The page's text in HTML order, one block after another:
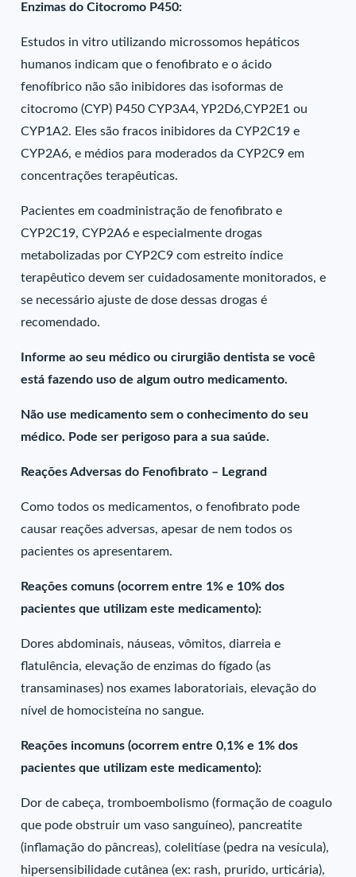
Enzimas do Citocromo P450:
Estudos in vitro utilizando microssomos hepáticos
humanos indicam que o fenofibrato e o ácido
fenofíbrico não são inibidores das isoformas de
citocromo (CYP) P450 CYP3A4, YP2D6,CYP2E1 ou
CYP1A2. Eles são fracos inibidores da CYP2C19 e
CYP2A6, e médios para moderados da CYP2C9 em
concentrações terapêuticas.
Pacientes em coadministração de fenofibrato e
CYP2C19, CYP2A6 e especialmente drogas
metabolizadas por CYP2C9 com estreito índice
terapêutico devem ser cuidadosamente monitorados, e
se necessário ajuste de dose dessas drogas é
recomendado.
Informe ao seu médico ou cirurgião dentista se você
está fazendo uso de algum outro medicamento.
Não use medicamento sem o conhecimento do seu
médico. Pode ser perigoso para a sua saúde.
Reações Adversas do Fenofibrato – Legrand
Como todos os medicamentos, o fenofibrato pode
causar reações adversas, apesar de nem todos os
pacientes os apresentarem.
Reações comuns (ocorrem entre 1% e 10% dos
pacientes que utilizam este medicamento):
Dores abdominais, náuseas, vômitos, diarreia e
flatulência, elevação de enzimas do fígado (as
transaminases) nos exames laboratoriais, elevação do
nível de homocisteína no sangue.
Reações incomuns (ocorrem entre 0,1% e 1% dos
pacientes que utilizam este medicamento):
Dor de cabeça, tromboembolismo (formação de coagulo
que pode obstruir um vaso sanguíneo), pancreatite
(inflamação do pâncreas), colelitíase (pedra na vesícula),
hipersensibilidade cutânea (ex: rash, prurido, urticária),